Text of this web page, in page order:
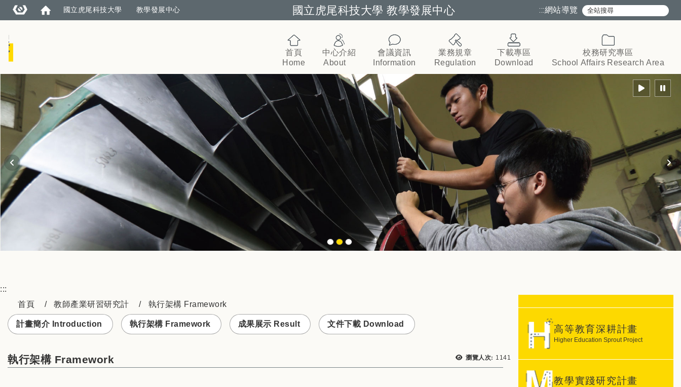
國立虎尾科技大學 教學發展中心 國立虎尾科技大學 教學發展中心 :::網站導覽
跳到主要內容
首頁
Home
中心介紹
About
會議資訊
Information
業務規章
Regulation
下載專區
Download
校務研究專區
School Affairs Research Area
:::
首頁
教師產業研習研究計 執行架構 Framework
計畫簡介 Introduction 執行架構 Framework 成果展示 Result 文件下載 Download
瀏覽人次: 瀏覽次數：
1141
執行架構 Framework
高等教育深耕計畫
Higher Education Sprout Project
教學實踐研究計畫